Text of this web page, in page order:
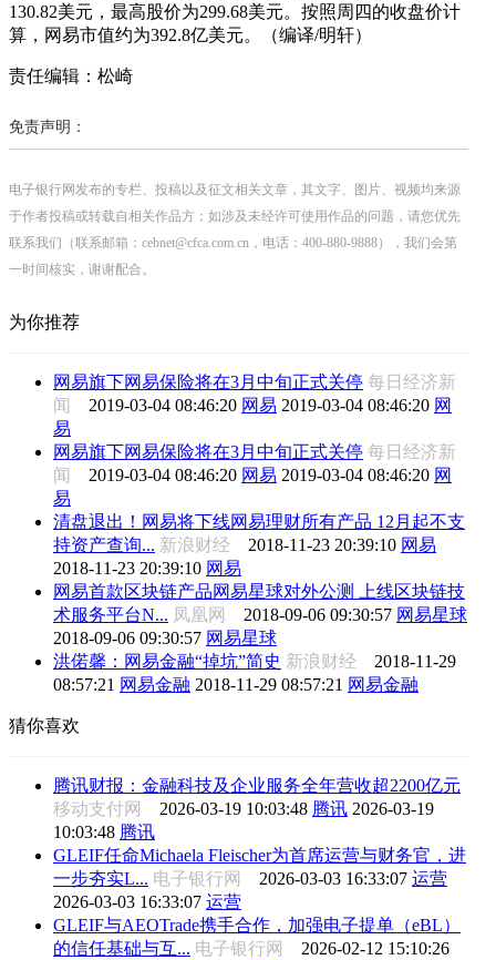
130.82美元，最高股价为299.68美元。按照周四的收盘价计
算，网易市值约为392.8亿美元。（编译/明轩）
责任编辑：松崎
免责声明：
电子银行网发布的专栏、投稿以及征文相关文章，其文字、图片、视频均来源
于作者投稿或转载自相关作品方；如涉及未经许可使用作品的问题，请您优先
联系我们（联系邮箱：cebnet@cfca.com.cn，电话：400-880-9888），我们会第
一时间核实，谢谢配合。
为你推荐
网易旗下网易保险将在3月中旬正式关停 每日经济新
闻 2019-03-04 08:46:20 网易 2019-03-04 08:46:20 网
易
网易旗下网易保险将在3月中旬正式关停 每日经济新
闻 2019-03-04 08:46:20 网易 2019-03-04 08:46:20 网
易
清盘退出！网易将下线网易理财所有产品 12月起不支
持资产查询... 新浪财经 2018-11-23 20:39:10 网易
2018-11-23 20:39:10 网易
网易首款区块链产品网易星球对外公测 上线区块链技
术服务平台N... 凤凰网 2018-09-06 09:30:57 网易星球
2018-09-06 09:30:57 网易星球
洪偌馨：网易金融“掉坑”简史 新浪财经 2018-11-29
08:57:21 网易金融 2018-11-29 08:57:21 网易金融
猜你喜欢
腾讯财报：金融科技及企业服务全年营收超2200亿元
移动支付网 2026-03-19 10:03:48 腾讯 2026-03-19
10:03:48 腾讯
GLEIF任命Michaela Fleischer为首席运营与财务官，进
一步夯实L... 电子银行网 2026-03-03 16:33:07 运营
2026-03-03 16:33:07 运营
GLEIF与AEOTrade携手合作，加强电子提单（eBL）
的信任基础与互... 电子银行网 2026-02-12 15:10:26